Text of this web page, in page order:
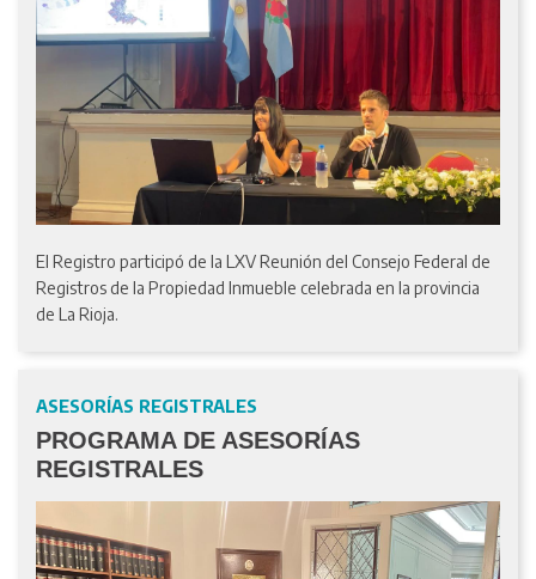
El Registro participó de la LXV Reunión del Consejo Federal de
Registros de la Propiedad Inmueble celebrada en la provincia
de La Rioja.
ASESORÍAS REGISTRALES
PROGRAMA DE ASESORÍAS
REGISTRALES